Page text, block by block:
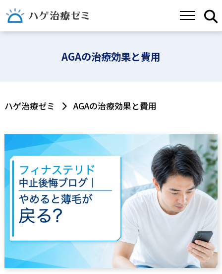
AGAの治療効果と費用
ハゲ治療ゼミ AGAの治療効果と費用